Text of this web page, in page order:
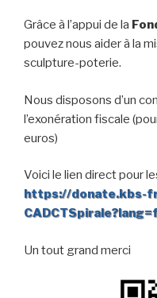
Grâce à l’appui de la
pouvez nous aider à la
sculpture-poterie.
Nous disposons d’un
l’exonération fiscale
euros)
Voici le lien direct pour
https://donate.kbs-
Un tout grand merci